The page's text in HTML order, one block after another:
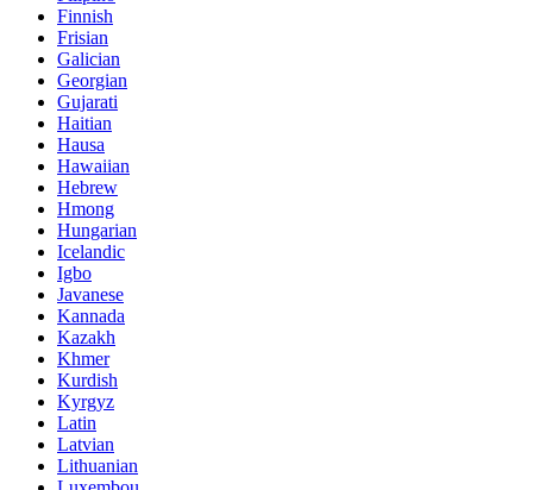
Finnish
Frisian
Galician
Georgian
Gujarati
Haitian
Hausa
Hawaiian
Hebrew
Hmong
Hungarian
Icelandic
Igbo
Javanese
Kannada
Kazakh
Khmer
Kurdish
Kyrgyz
Latin
Latvian
Lithuanian